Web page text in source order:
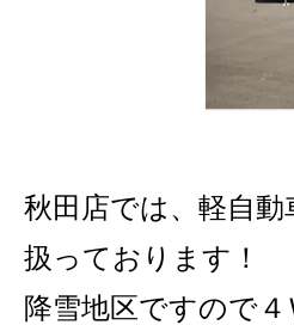
秋田店では、軽自
扱っております！
降雪地区ですので